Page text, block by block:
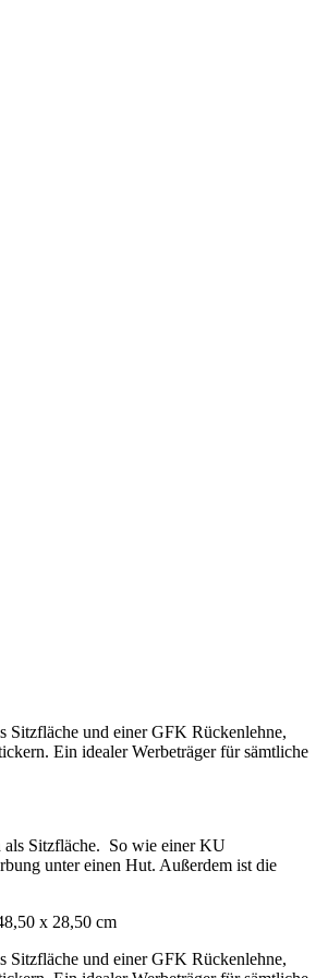
Sitzfläche und einer GFK Rückenlehne,
Ein idealer Werbeträger für sämtliche
als Sitzfläche. So wie einer KU
unter einen Hut. Außerdem ist die
x 28,50 cm
Sitzfläche und einer GFK Rückenlehne,